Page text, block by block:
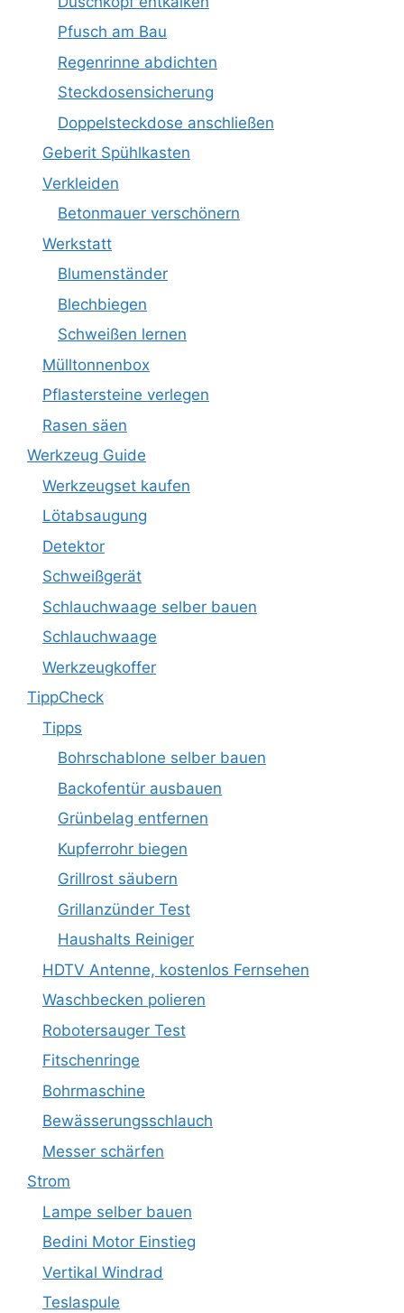
Pfusch am Bau
Regenrinne abdichten
Steckdosensicherung
Doppelsteckdose anschließen
Geberit Spühlkasten
Verkleiden
Betonmauer verschönern
Werkstatt
Blumenständer
Blechbiegen
Schweißen lernen
Mülltonnenbox
Pflastersteine verlegen
Rasen säen
Werkzeug Guide
Werkzeugset kaufen
Lötabsaugung
Detektor
Schweißgerät
Schlauchwaage selber bauen
Schlauchwaage
Werkzeugkoffer
TippCheck
Tipps
Bohrschablone selber bauen
Backofentür ausbauen
Grünbelag entfernen
Kupferrohr biegen
Grillrost säubern
Grillanzünder Test
Haushalts Reiniger
HDTV Antenne, kostenlos Fernsehen
Waschbecken polieren
Robotersauger Test
Fitschenringe
Bohrmaschine
Bewässerungsschlauch
Messer schärfen
Strom
Lampe selber bauen
Bedini Motor Einstieg
Vertikal Windrad
Teslaspule